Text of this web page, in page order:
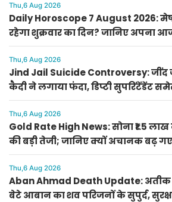
Thu,6 Aug 2026
Daily Horoscope 7 August 2026:
रहेगा शुक्रवार का दिन? जानिए अपना
Thu,6 Aug 2026
Jind Jail Suicide Controversy: जींद
कैदी ने लगाया फंदा, डिप्टी सुपरिंटेंडेंट
Thu,6 Aug 2026
Gold Rate High News: सोना ₹1.5 लाख
की बड़ी तेजी; जानिए क्यों अचानक बढ़
Thu,6 Aug 2026
Aban Ahmad Death Update:
बेटे आबान का शव परिजनों के सुपुर्द,